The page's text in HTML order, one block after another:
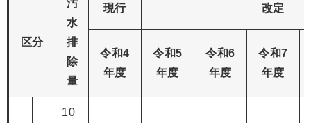
区分
汚
水
排
除
量
現行 改定
令和4
年度
令和5
年度
令和6
年度
令和7
年度
10